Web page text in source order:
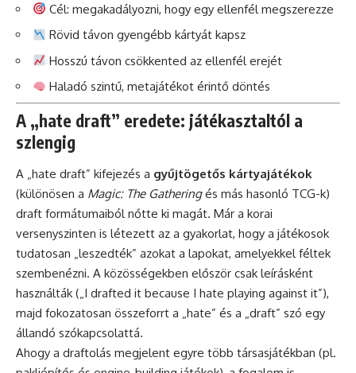
Cél: megakadályozni, hogy egy ellenfél megszerezze
Rövid távon gyengébb kártyát kapsz
Hosszú távon csökkented az ellenfél erejét
Haladó szintű, metajátékot érintő döntés
A „hate draft” eredete: játékasztaltól a
szlengig
A „hate draft” kifejezés a gyűjtögetős kártyajátékok
(különösen a Magic: The Gatheringés más hasonló TCG-k)
draft formátumaiból nőtte ki magát. Már a korai
versenyszinten is létezett az a gyakorlat, hogy a játékosok
tudatosan „leszedték” azokat a lapokat, amelyekkel féltek
szembenézni. A közösségekben először csak leírásként
használták („I drafted it because I hate playing against it”),
majd fokozatosan összeforrt a „hate” és a „draft” szó egy
állandó szókapcsolattá.
Ahogy a draftolás megjelent egyre több társasjátékban (pl.